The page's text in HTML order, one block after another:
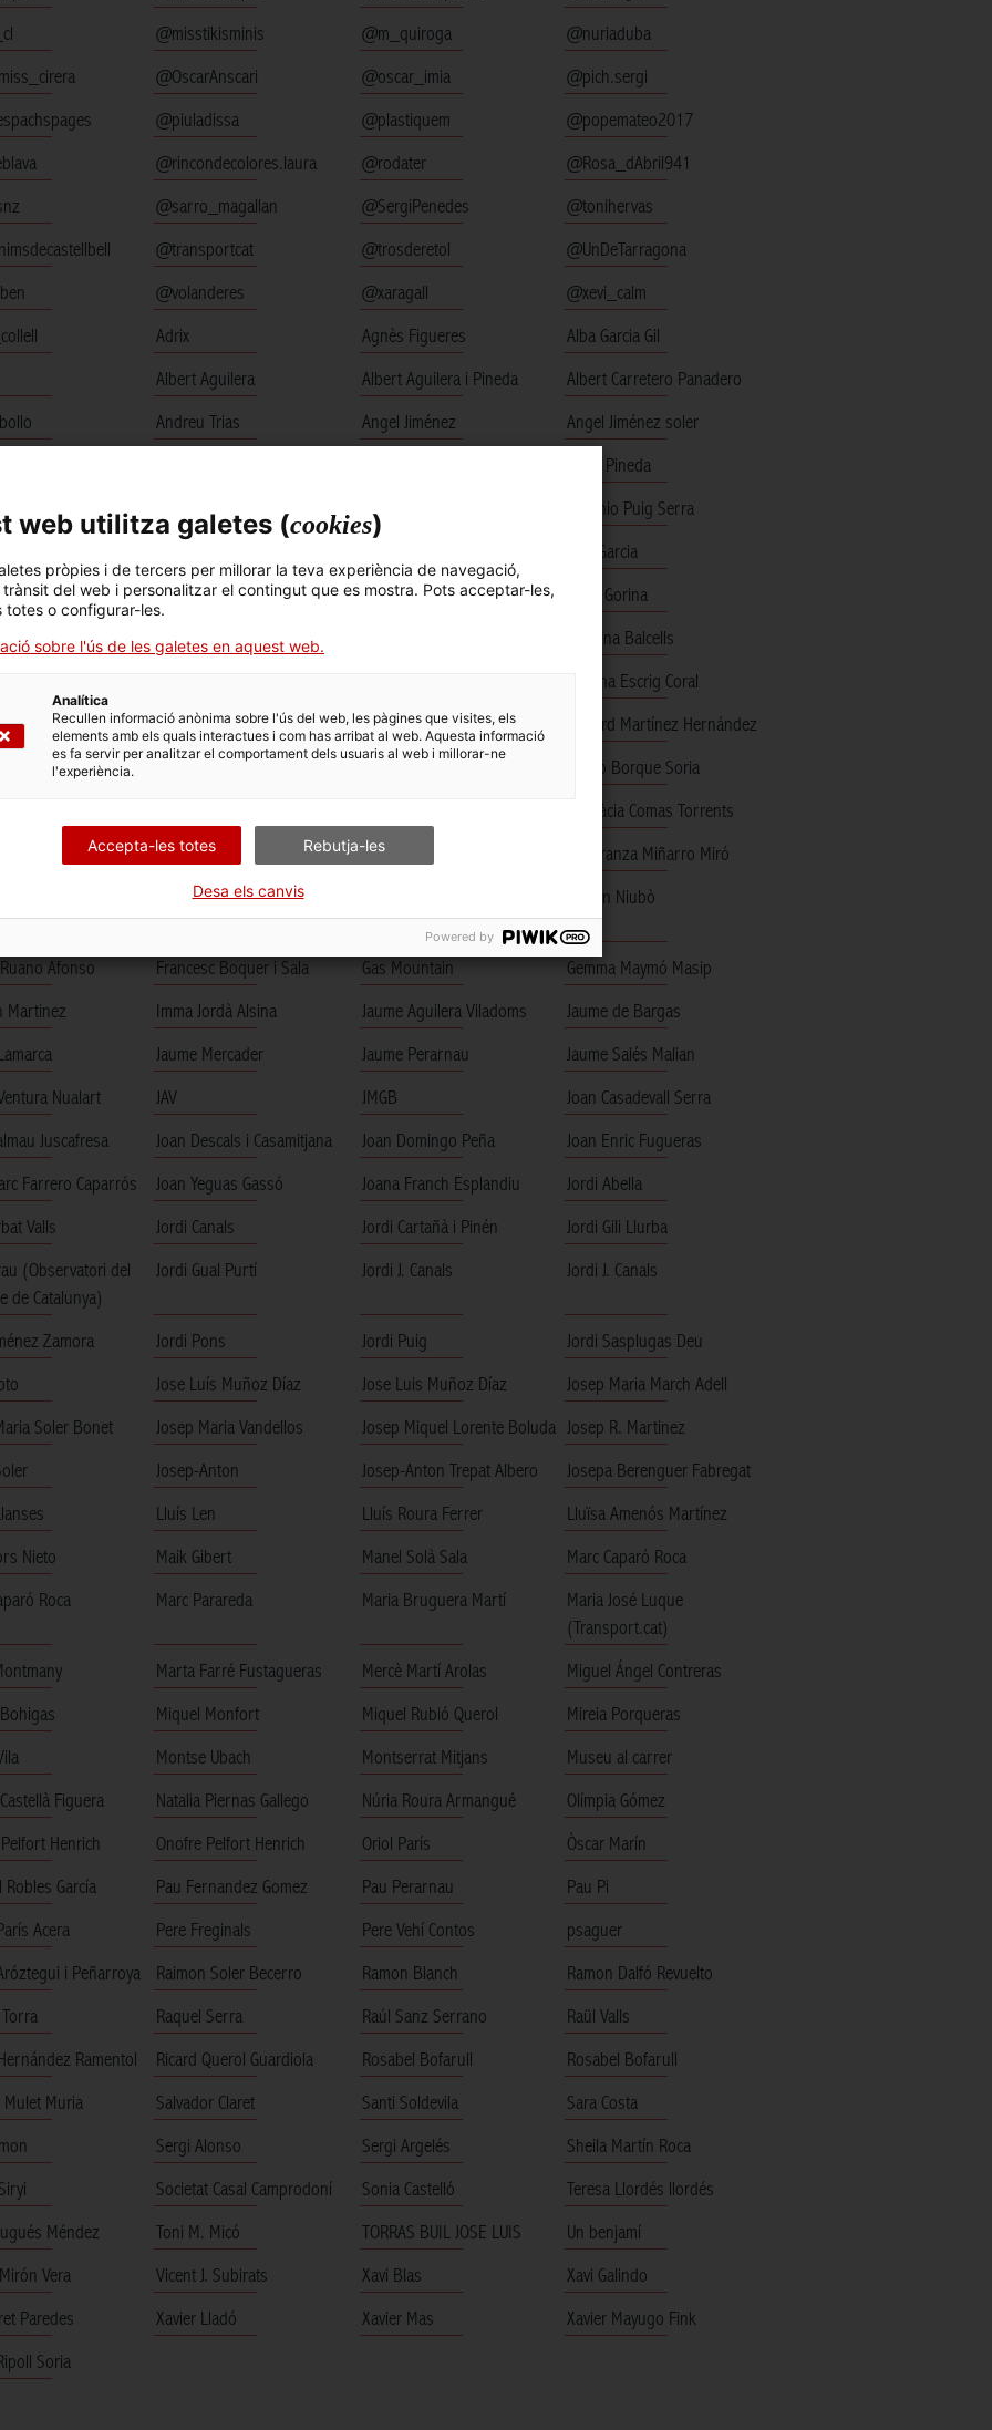
@misstikisminis @m_quiroga
@nuriaduba
@OscarAnscari @oscar_imia
@pich.sergi
@piuladissa @plastiquem
@popemateo2017
@rincondecolores.laura @rodater
@Rosa_dAbril941
@sarro_magallan @SergiPenedes
@tonihervas
@transportcat @trosderetol
@UnDeTarragona
@volanderes @xaragall
@xevi_calm
Adrix Agnès Figueres
Alba Garcia Gil
Albert Aguilera Albert Aguilera i Pineda
Albert Carretero Panadero
Andreu Trias Angel Jiménez
Angel Jiménez soler
Anna Pineda
Antoni Barreda Antoni Pallarès Belart
Antonio Puig Serra
Axel Garcia
Puigarnau Peró
CantillepaTimes Carina Badia Casas
Carla Gorina
Carme Huerta
Caterina Balcells
Cristina Escrig Coral
Dani A.V. Dani Zapater
Eduard Martínez Hernández
Puig
Elena Vicens i Tarré
Emilio Borque Soria
Engràcia Comas Torrents
Ernest Prats i Siguero Escola La Sinia
Esperanza Miñarro Miró
Eulàlia Palau Tur
Escola Sant Martí
Ferran Niubò
Afonso Francesc Boquer i Sala Gas Mountain
Gemma Maymó Masip
Martinez
Imma Jordà Alsina Jaume Aguilera Viladoms
Jaume de Bargas
Jaume Mercader Jaume Perarnau
Jaume Salés Malian
Nualart
JAV JMGB
Joan Casadevall Serra
Juscafresa
Joan Descals i Casamitjana Joan Domingo Peña
Joan Enric Fugueras
Farrero Caparrós
Joan Yeguas Gassó Joana Franch Esplandiu
Jordi Abella
Valls
Jordi Canals Jordi Cartañà i Pinén
Jordi Gili Llurba
(Observatori del
de Catalunya)
Jordi Gual Purtí Jordi J. Canals Jordi J. Canals
Zamora Jordi Pons Jordi Puig
Jordi Sasplugas Deu
Jose Luís Muñoz Díaz Jose Luis Muñoz Díaz
Josep Maria March Adell
Soler Bonet
Josep Maria Vandellos Josep Miquel Lorente Boluda Josep R. Martinez
Josep-Anton Josep-Anton Trepat Albero
Josepa Berenguer Fabregat
Lluís Len Lluís Roura Ferrer
Lluïsa Amenós Martínez
Nieto
Maik Gibert Manel Solà Sala
Marc Caparó Roca
Roca
Marc Parareda Maria Bruguera Martí
Maria José Luque
(Transport.cat)
Marta Farré Fustagueras Mercè Martí Arolas
Miguel Ángel Contreras
Miquel Monfort Miquel Rubió Querol
Mireia Porqueras
Montse Ubach Montserrat Mitjans
Museu al carrer
Figuera
Natalia Piernas Gallego Núria Roura Armangué
Olímpia Gómez
Henrich
Onofre Pelfort Henrich Oriol París
Òscar Marín
Robles García
Pau Fernandez Gomez Pau Perarnau
Pau Pi
Acera
Pere Freginals Pere Vehí Contos
psaguer
i Peñarroya
Raimon Soler Becerro Ramon Blanch
Ramon Dalfó Revuelto
Raquel Serra Raúl Sanz Serrano
Raül Valls
Ramentol
Ricard Querol Guardiola Rosabel Bofarull
Rosabel Bofarull
Mulet Muria
Salvador Claret Santi Soldevila
Sara Costa
Sergi Alonso Sergi Argelés
Sheila Martín Roca
Societat Casal Camprodoní Sonia Castelló
Teresa Llordés llordés
Méndez
Toni M. Micó TORRAS BUIL JOSE LUIS
Un benjamí
Vera
Vicent J. Subirats Xavi Blas
Xavi Galindo
Paredes
Xavier Lladó Xavier Mas
Xavier Mayugo Fink
Soria
web utilitza galetes (cookies)
pròpies i de tercers per millorar la teva experiència de navegació,
del web i personalitzar el contingut que es mostra. Pots acceptar-les,
totes o configurar-les.
sobre l'ús de les galetes en aquest web.
Analítica
Recullen informació anònima sobre l'ús del web, les pàgines que visites, els
elements amb els quals interactues i com has arribat al web. Aquesta informació
es fa servir per analitzar el comportament dels usuaris al web i millorar-ne
l'experiència.
Accepta-les totes Rebutja-les
Desa els canvis
Powered by